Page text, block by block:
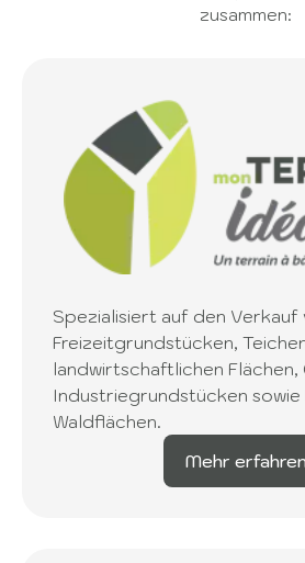
zusammen:
Spezialisiert auf den Verkauf
Freizeitgrundstücken,
landwirtschaftlichen
Industriegrundstücken sowie
Waldflächen.
Mehr